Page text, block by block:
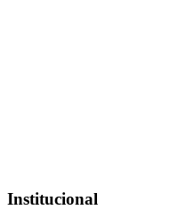
Institucional